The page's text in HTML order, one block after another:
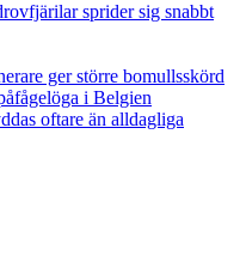
sprider sig snabbt
ger större bomullsskörd
i Belgien
oftare än alldagliga